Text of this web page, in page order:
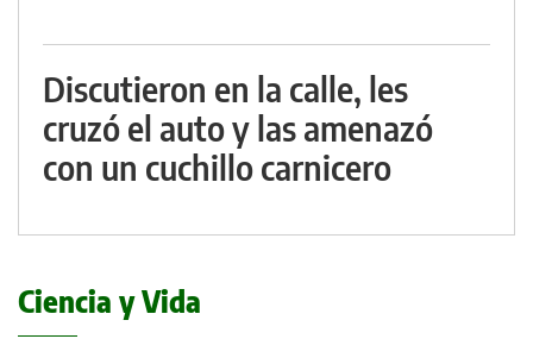
Discutieron en la calle, les
cruzó el auto y las amenazó
con un cuchillo carnicero
Ciencia y Vida